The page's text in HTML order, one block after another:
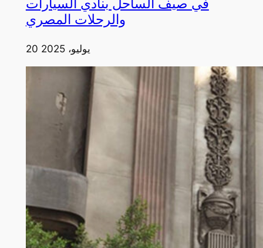
في صيف الساحل بنادي السيارات
والرحلات المصري
20 يوليو، 2025